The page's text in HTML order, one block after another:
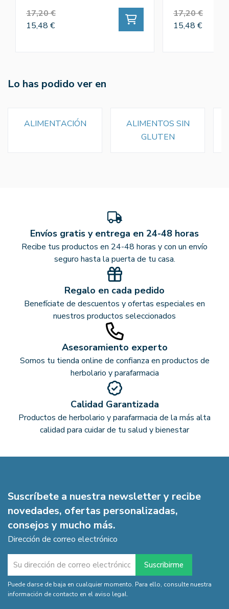
17,20 €
15,48 €
17,20 €
15,48 €
Lo has podido ver en
ALIMENTACIÓN
ALIMENTOS SIN
GLUTEN
Envíos gratis y entrega en 24-48 horas
Recibe tus productos en 24-48 horas y con un envío
seguro hasta la puerta de tu casa.
Regalo en cada pedido
Benefíciate de descuentos y ofertas especiales en
nuestros productos seleccionados
Asesoramiento experto
Somos tu tienda online de confianza en productos de
herbolario y parafarmacia
Calidad Garantizada
Productos de herbolario y parafarmacia de la más alta
calidad para cuidar de tu salud y bienestar
Suscríbete a nuestra newsletter y recibe
novedades, ofertas personalizadas,
consejos y mucho más.
Dirección de correo electrónico
Puede darse de baja en cualquier momento. Para ello, consulte nuestra
información de contacto en el aviso legal.